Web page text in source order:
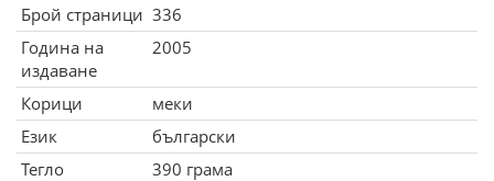
Брой страници 336
Година на
издаване
2005
Корици
меки
Език
български
Тегло
390 грама